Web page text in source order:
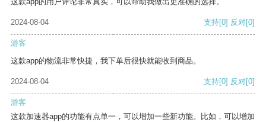
2024-08-04 支持[0] 反对[0]
游客
这款app的物流非常快捷，我下单后很快就能收到商品。
2024-08-04 支持[0] 反对[0]
游客
这款加速器app的功能有点单一，可以增加一些新功能。比如，可以增加